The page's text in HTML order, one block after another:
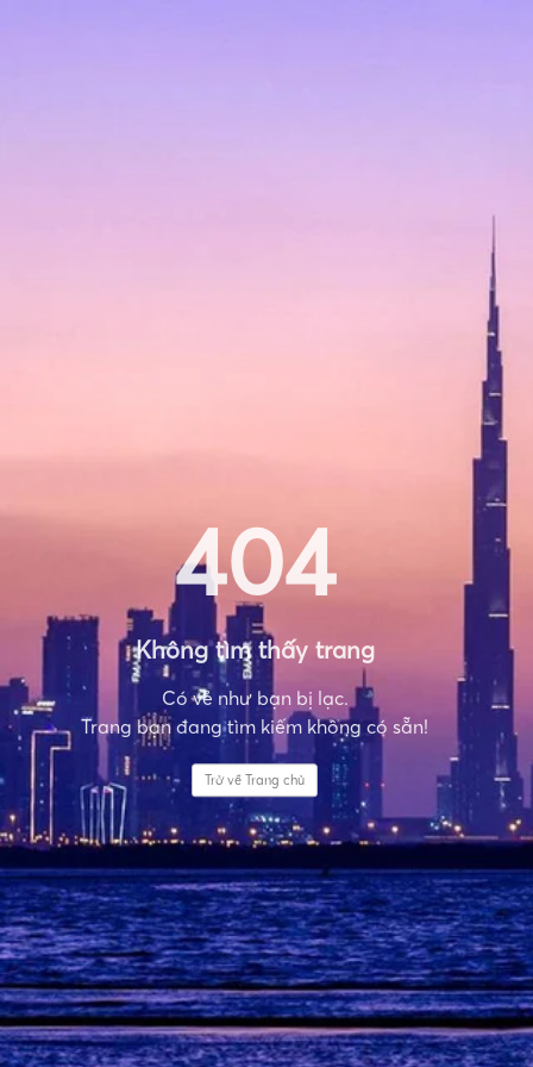
404
Không tìm thấy trang
Có vẻ như bạn bị lạc.
Trang bạn đang tìm kiếm không có sẵn!
Trở về Trang chủ